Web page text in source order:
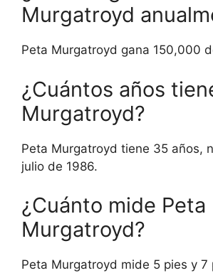
Murgatroyd
Peta Murgatroyd gana 150,000
¿Cuántos años
Murgatroyd?
Peta Murgatroyd tiene 35 años,
julio de 1986.
¿Cuánto mide Peta
Murgatroyd?
Peta Murgatroyd mide 5 pies y 7